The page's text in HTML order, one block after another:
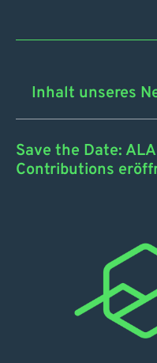
Inhalt unseres
Save the Date:
Contributions